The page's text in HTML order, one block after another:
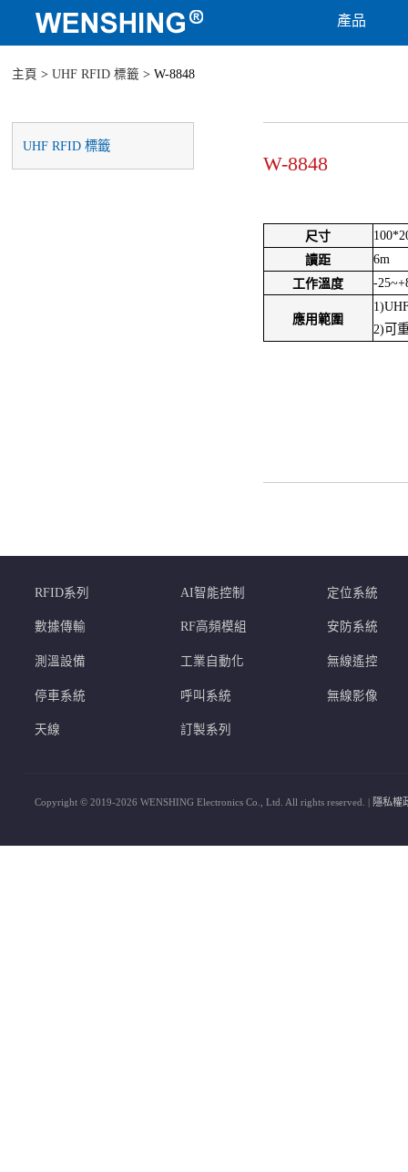
產品
主頁 > UHF RFID 標籤 > W-8848
UHF RFID 標籤
W-8848
尺寸
讀距 6m
工作溫度 -
應用範圍
2)可
RFID系列 AI智能控制 定位系統
數據傳輸 RF高頻模組 安防系統
測溫設備 工業自動化 無線遙控
停車系統 呼叫系統 無線影像
天線 訂製系列
Copyright © 2019-2026 WENSHING Electronics Co., Ltd. All rights reserved. | 隱私權